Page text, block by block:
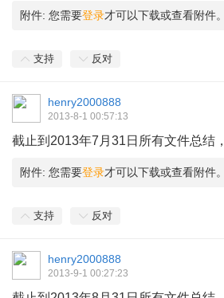
附件: 您需要登录才可以下载或查看附件
支持 反对
henry2000888
2013-8-1 00:57:13
截止到2013年7月31日所有文件总结
附件: 您需要登录才可以下载或查看附件
支持 反对
henry2000888
2013-9-1 00:27:23